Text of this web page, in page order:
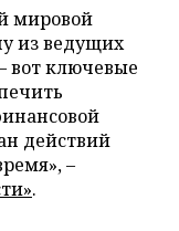
мировой
из ведущих
вот ключевые
действий
–
.